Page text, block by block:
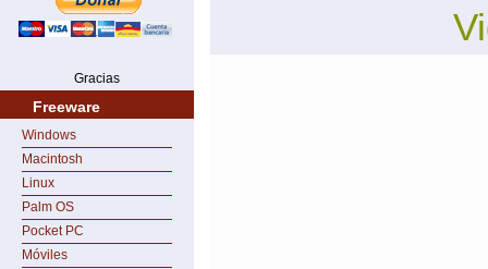
Gracias
Freeware
Windows
Macintosh
Linux
Palm OS
Pocket PC
Móviles